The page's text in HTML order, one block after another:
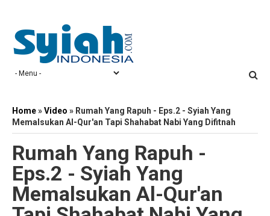
Home»Video » Rumah Yang Rapuh - Eps.2 - Syiah Yang
Memalsukan Al-Qur'an Tapi Shahabat Nabi Yang Difitnah
Rumah Yang Rapuh -
Eps.2 - Syiah Yang
Memalsukan Al-Qur'an